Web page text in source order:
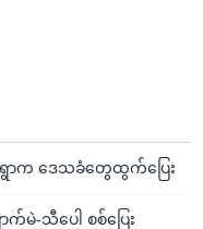
ာက ဒေသခံတွေထွက်ပြေး
မဲ-သီပေါ စစ်ပြေး